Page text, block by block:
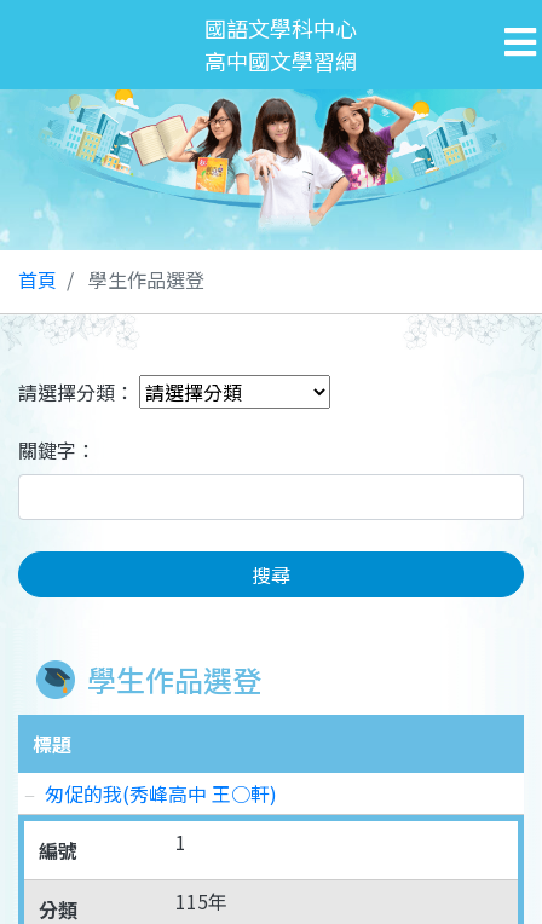
國語文學科中心
高中國文學習網
首頁 學生作品選登
請選擇分類：
關鍵字：
搜尋
學生作品選登
標題
匆促的我(秀峰高中 王○軒)
編號
1
分類 115年